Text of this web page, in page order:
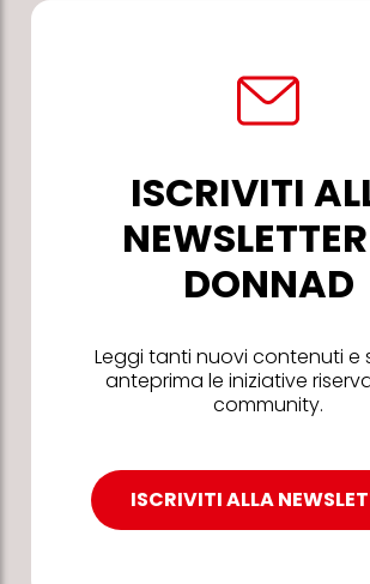
ISCRIVITI
DONNAD
Leggi tanti nuovi contenuti e
anteprima le iniziative
community.
ISCRIVITI ALLA